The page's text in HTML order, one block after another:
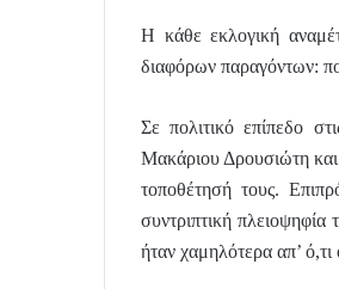
Η κάθε εκλογική
διαφόρων παραγόντων:
Σε πολιτικό επίπεδο
Μακάριου Δρουσιώτη και
τοποθέτησή τους.
συντριπτική
ήταν χαμηλότερα απ’ ό,τι